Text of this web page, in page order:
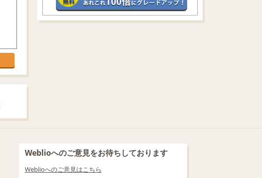
Weblioへのご意見をお待ちしております
Weblioへのご意見はこちら